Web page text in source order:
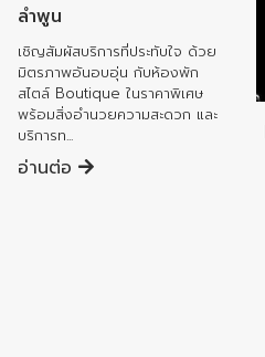
ลำพูน
เชิญสัมผัสบริการที่ประทับใจ ด้วย
มิตรภาพอันอบอุ่น กับห้องพัก
สไตล์ Boutique ในราคาพิเศษ
พร้อมสิ่งอำนวยความสะดวก และ
บริการท...
อ่านต่อ